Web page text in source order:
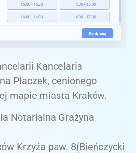
Kancelaria
Płaczek, cenionego
mapie miasta Kraków.
Notarialna Grażyna
Krzyża paw. 8(Bieńczycki